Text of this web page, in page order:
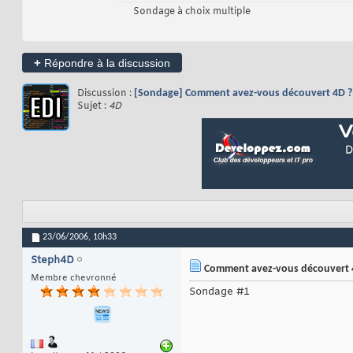
Sondage à choix multiple
+ Répondre à la discussion
Discussion : [Sondage] Comment avez-vous découvert 4D ?
Sujet : 4D
23/06/2006, 10h33
Steph4D
Membre chevronné
Comment avez-vous découvert
Sondage #1